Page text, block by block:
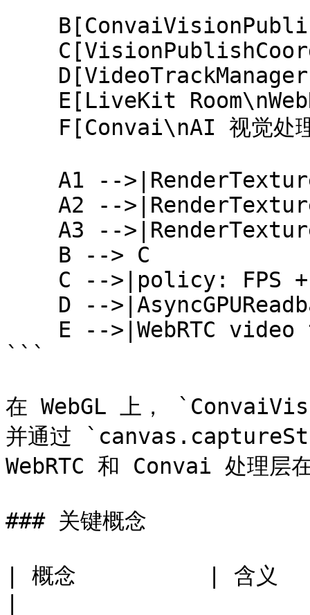
```
在 WebGL 上，
并通过
WebRTC 和 Convai 处理层
### 关键概念
| 概念          | 含义